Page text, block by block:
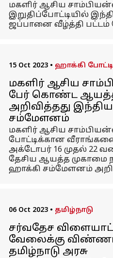
மகளிர் ஆசிய
இறுதிப்போட்டியில்
ஜப்பானை வீழ்த்தி பட்டம்
15 Oct 2023 • ஹாக்கி போட்டி
மகளிர் ஆசிய
பேர் கொண்ட
அறிவித்தது
சம்மேளனம்
மகளிர் ஆசிய
போட்டிக்கான
அக்டோபர் 16 முதல் 22
தேசிய ஆயத்த முகாமை
ஹாக்கி சம்மேளனம்
06 Oct 2023 • தமிழ்நாடு
சர்வதேச
வேலைக்கு
தமிழ்நாடு அரசு